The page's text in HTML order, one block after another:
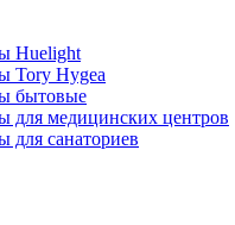
Huelight
Tory Hygea
бытовые
для медицинских центров
для санаториев